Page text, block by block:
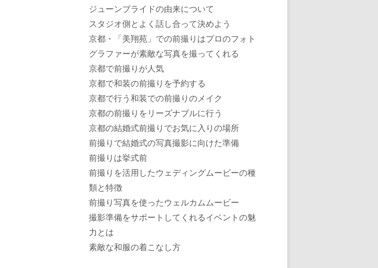
ジューンブライドの由来について
スタジオ側とよく話し合って決めよう
京都・「美翔苑」での前撮りはプロのフォト
グラファーが素敵な写真を撮ってくれる
京都で前撮りが人気
京都で和装の前撮りを予約する
京都で行う和装での前撮りのメイク
京都の前撮りをリーズナブルに行う
京都の結婚式前撮りでお気に入りの場所
前撮りで結婚式の写真撮影に向けた準備
前撮りは挙式前
前撮りを活用したウェディングムービーの種
類と特徴
前撮り写真を使ったウェルカムムービー
撮影準備をサポートしてくれるイベントの魅
力とは
素敵な和服の着こなし方